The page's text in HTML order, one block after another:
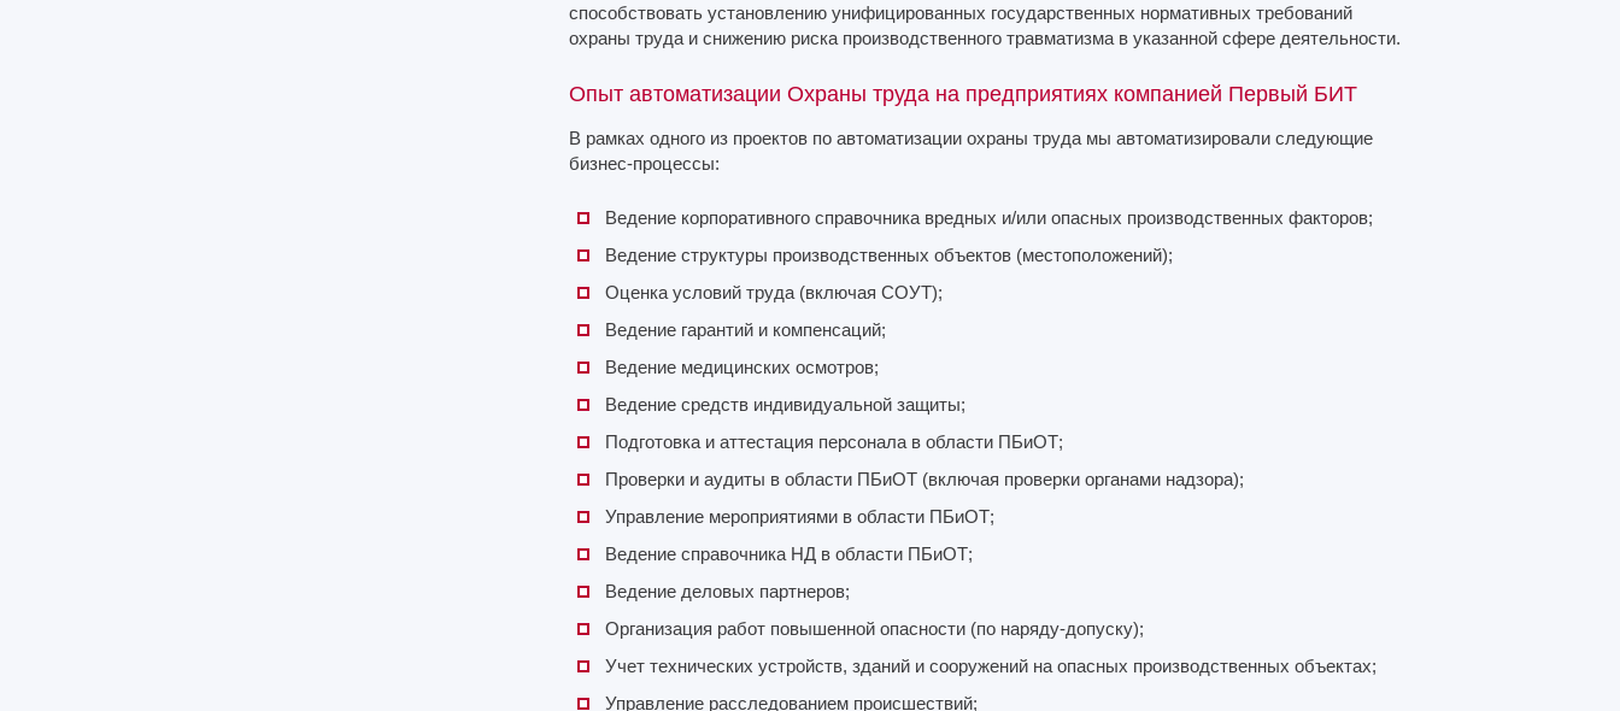
способствовать установлению унифицированных государственных нормативных требований
охраны труда и снижению риска производственного травматизма в указанной сфере деятельности.
Опыт автоматизации Охраны труда на предприятиях компанией Первый БИТ
В рамках одного из проектов по автоматизации охраны труда мы автоматизировали следующие
бизнес-процессы:
Ведение корпоративного справочника вредных и/или опасных производственных факторов;
Ведение структуры производственных объектов (местоположений);
Оценка условий труда (включая СОУТ);
Ведение гарантий и компенсаций;
Ведение медицинских осмотров;
Ведение средств индивидуальной защиты;
Подготовка и аттестация персонала в области ПБиОТ;
Проверки и аудиты в области ПБиОТ (включая проверки органами надзора);
Управление мероприятиями в области ПБиОТ;
Ведение справочника НД в области ПБиОТ;
Ведение деловых партнеров;
Организация работ повышенной опасности (по наряду-допуску);
Учет технических устройств, зданий и сооружений на опасных производственных объектах;
Управление расследованием происшествий;